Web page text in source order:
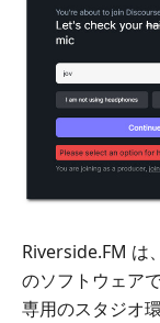
Riverside.FM は
のソフトウェア
専用のスタジオ